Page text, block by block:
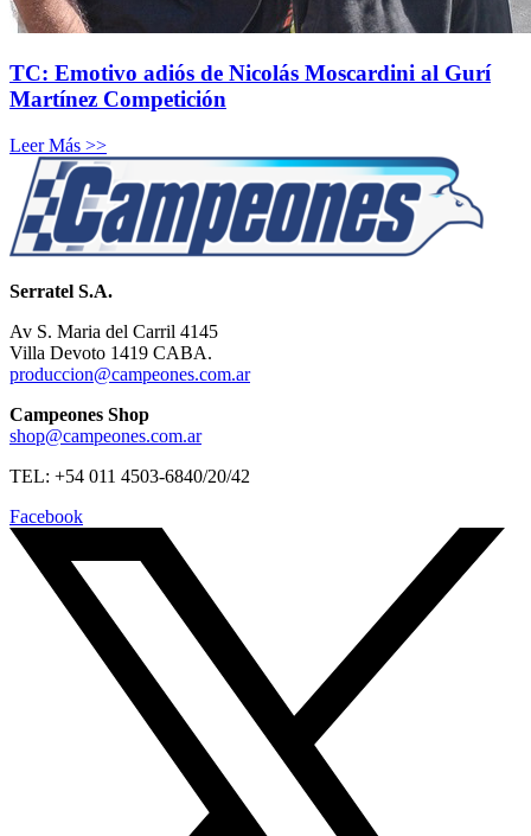
TC: Emotivo adiós de Nicolás Moscardini al Gurí
Martínez Competición
Leer Más >>
Serratel S.A.
Av S. Maria del Carril 4145
Villa Devoto 1419 CABA.
produccion@campeones.com.ar
Campeones Shop
shop@campeones.com.ar
TEL: +54 011 4503-6840/20/42
Facebook